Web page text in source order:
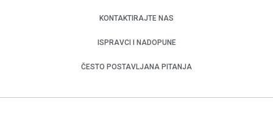
KONTAKTIRAJTE NAS
ISPRAVCI I NADOPUNE
ČESTO POSTAVLJANA PITANJA